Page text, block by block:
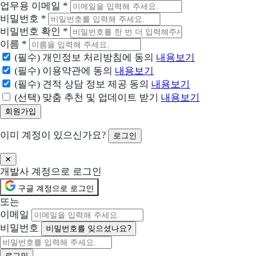
카페24
글로벌 전자상거래 플랫폼
아임웹
카카오 친구톡으로 시작하는 CRM 마케팅
판매자의 성공을 이지어드민이 함께 합니다.
올라
초간편 통합 선정산서비스 올라
사방넷
No.1 쇼핑몰 통합관리 서비스
업무용 이메일 *
비밀번호 *
비밀번호 확인 *
이름 *
(필수) 개인정보 처리방침에 동의 내용보기
(필수) 이용약관에 동의 내용보기
(필수) 견적 상담 정보 제공 동의 내용보기
(선택) 맞춤 추천 및 업데이트 받기
내용보기
이미 계정이 있으신가요? 로그인
✕
개발사 계정으로 로그인
구글 계정으로 로그인
또는
이메일
비밀번호
비밀번호를 잊으셨나요?